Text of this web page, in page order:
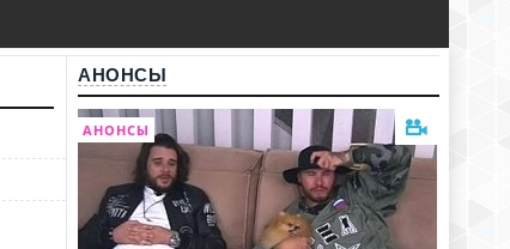
АНОНСЫ
АНОНСЫ